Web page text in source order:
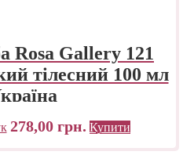
Rosa Gallery 121
тілесний 100 мл
278,00 грн. Купити